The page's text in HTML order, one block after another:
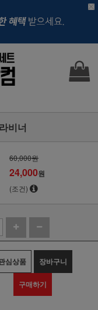
비너
60,000원
24,000원
(조건)
심상품 장바구니
구매하기